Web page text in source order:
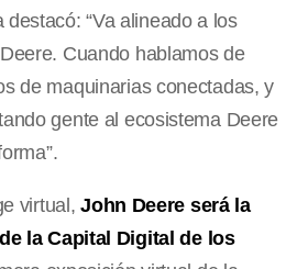
destacó: “Va alineado a los
Cuando hablamos de
de maquinarias conectadas, y
gente al ecosistema Deere
virtual,John Deere será la
la Capital Digital de los